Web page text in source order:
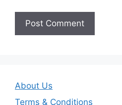
About Us
Terms & Conditions